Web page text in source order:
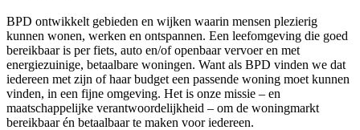
BPD ontwikkelt gebieden en wijken waarin mensen plezierig
kunnen wonen, werken en ontspannen. Een leefomgeving die goed
bereikbaar is per fiets, auto en/of openbaar vervoer en met
energiezuinige, betaalbare woningen. Want als BPD vinden we dat
iedereen met zijn of haar budget een passende woning moet kunnen
vinden, in een fijne omgeving. Het is onze missie – en
maatschappelijke verantwoordelijkheid – om de woningmarkt
bereikbaar én betaalbaar te maken voor iedereen.